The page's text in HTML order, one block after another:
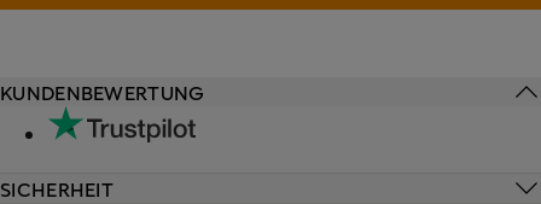
KUNDENBEWERTUNG
SICHERHEIT